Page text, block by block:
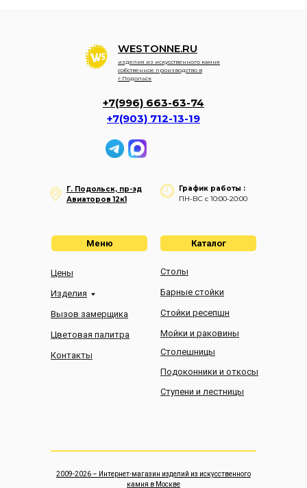
2009-2026 – Интернет-магазин изделий из искусственного
камня в Москве
+7(996) 663-63-74
+7(903) 712-13-19
Цветовая палитра
Цены
Вызов замерщика
Столешницы
Подоконники и откосы
Ступени и лестницы
Барные стойки
Столы
Стойки ресепшн
Контакты
WESTONNE.RU
изделия из искусственного камня
собственное производство в
г.Подольск
Г. Подольск, пр-зд
Авиаторов 12к1
График работы :
ПН-ВС с 10:00-20:00
Изделия
Мойки и раковины
Меню Каталог